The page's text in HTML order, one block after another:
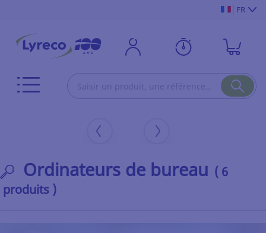
FR
Ordinateurs de bureau ( 6
produits )